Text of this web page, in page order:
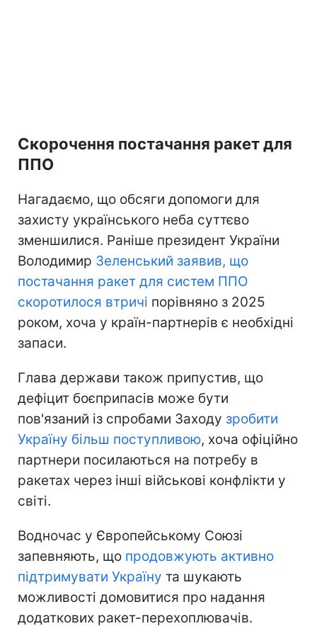
Скорочення постачання ракет для
ППО
Нагадаємо, що обсяги допомоги для
захисту українського неба суттєво
зменшилися. Раніше президент України
Володимир Зеленський заявив, що
постачання ракет для систем ППО
скоротилося втричі порівняно з 2025
роком, хоча у країн-партнерів є необхідні
запаси.
Глава держави також припустив, що
дефіцит боєприпасів може бути
пов'язаний із спробами Заходу зробити
Україну більш поступливою, хоча офіційно
партнери посилаються на потребу в
ракетах через інші військові конфлікти у
світі.
Водночас у Європейському Союзі
запевняють, що продовжують активно
підтримувати Україну та шукають
можливості домовитися про надання
додаткових ракет-перехоплювачів.